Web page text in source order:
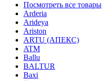
Посмотреть все товары
Arderia
Arideya
Ariston
ARTU (АПЕКС)
ATM
Ballu
BALTUR
Baxi